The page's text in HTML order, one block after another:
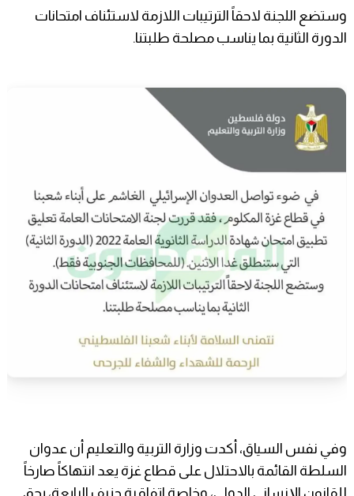
وستضع اللجنة لاحقاً الترتيبات اللازمة لاستئناف امتحانات
الدورة الثانية بما يناسب مصلحة طلبتنا.
وفي نفس السياق، أكدت وزارة التربية والتعليم أن عدوان
السلطة القائمة بالاحتلال على قطاع غزة يعد انتهاكاً صارخاً